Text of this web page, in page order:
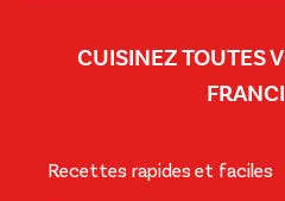
CUISINEZ TOUTES
Recettes rapides et faciles